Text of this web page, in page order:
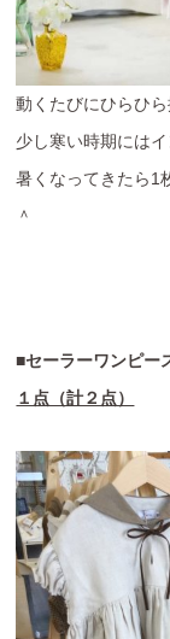
動くたびにひらひ
少し寒い時期にはイ
暑くなってきたら1
＾
■セーラーワンピ
１点（計２点）